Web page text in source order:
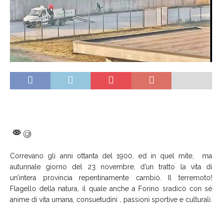
Correvano gli anni ottanta del 1900, ed in quel mite, ma
autunnale giorno del 23 novembre, d’un tratto la vita di
un’intera provincia repentinamente cambiò. Il terremoto!
Flagello della natura, il quale anche a Forino sradicò con sé
anime di vita umana, consuetudini , passioni sportive e culturali.